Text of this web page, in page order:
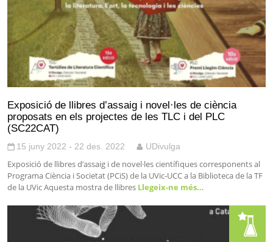
Exposició de llibres d’assaig i novel·les de ciència
proposats en els projectes de les TLC i del PLC
(SC22CAT)
15 juny 2022 - 22 des. 2022 UDivulga
Exposició de llibres d’assaig i de novel·les científiques corresponents al
Programa Ciència i Societat (PCiS) de la UVic-UCC a la Biblioteca de la TF
de la UVic Aquesta mostra de llibres Llegeix-ne més…